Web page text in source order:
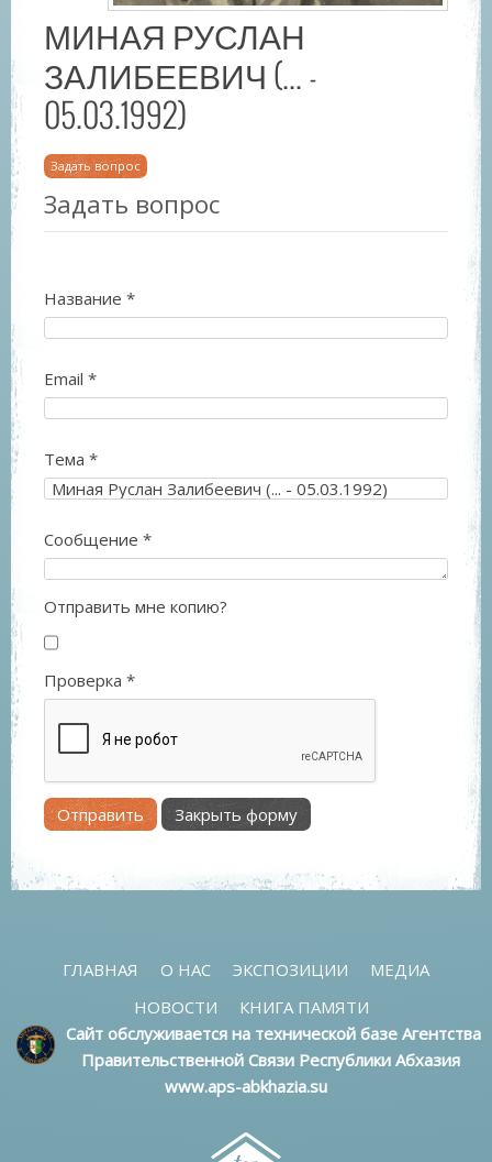
МИНАЯ РУСЛАН
ЗАЛИБЕЕВИЧ (... -
05.03.1992)
Задать вопрос
Задать вопрос
Название *
Email *
Тема *
Сообщение *
Отправить мне копию?
Проверка *
Отправить Закрыть форму
ГЛАВНАЯ О НАС ЭКСПОЗИЦИИ
МЕДИА
НОВОСТИ
КНИГА ПАМЯТИ
Сайт обслуживается на технической базе Агентства
Правительственной Связи Республики Абхазия
www.aps-abkhazia.su